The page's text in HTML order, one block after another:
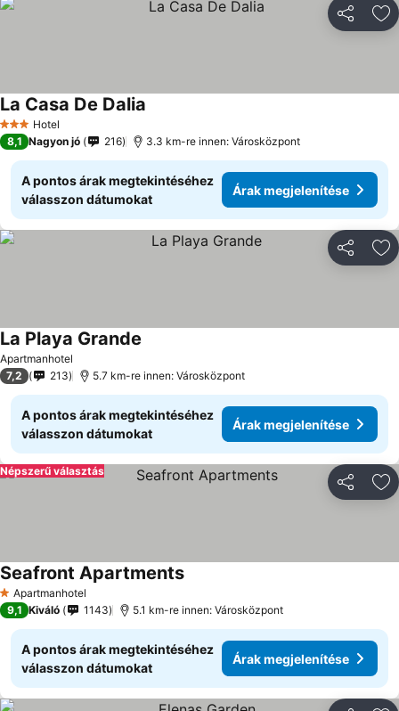
3 Kategória
Hotel
La Casa De Dalia
8,1 Nagyon jó 216 3.3 km-re innen: Városközpont
A pontos árak megtekintéséhez
válasszon dátumokat
Árak megjelenítése
Apartmanhotel
La Playa Grande
7,2 213 5.7 km-re innen: Városközpont
A pontos árak megtekintéséhez
válasszon dátumokat
Árak megjelenítése
Népszerű választás
1 Kategória
Apartmanhotel
Seafront Apartments
9,1 Kiváló 1143 5.1 km-re innen: Városközpont
A pontos árak megtekintéséhez
válasszon dátumokat
Árak megjelenítése